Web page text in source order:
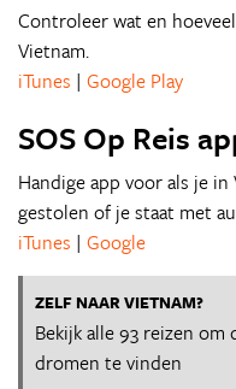
Controleer wat en
Vietnam.
iTunes | Google Play
SOS Op Reis
Handige app voor als je
gestolen of je staat met
iTunes | Google
ZELF NAAR VIETNAM?
Bekijk alle 93 reizen om
dromen te vinden